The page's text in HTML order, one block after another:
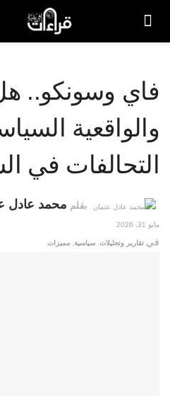
وسونكو.. هل
في
بقلممحمد عادل
تقارير وتحليلات,سياسية,مميزات